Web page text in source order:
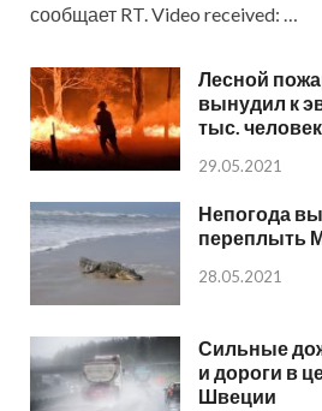
сообщает RT. Video received: …
Лесной
вынудил к
тыс. человек
29.05.2021
Непогода
переплыть
28.05.2021
Сильные
и дороги в
Швеции